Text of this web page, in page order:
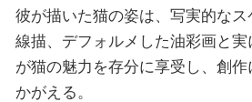
彼が描いた猫の姿は、写実的な
線描、デフォルメした油彩画と
が猫の魅力を存分に享受し、創作
かがえる。